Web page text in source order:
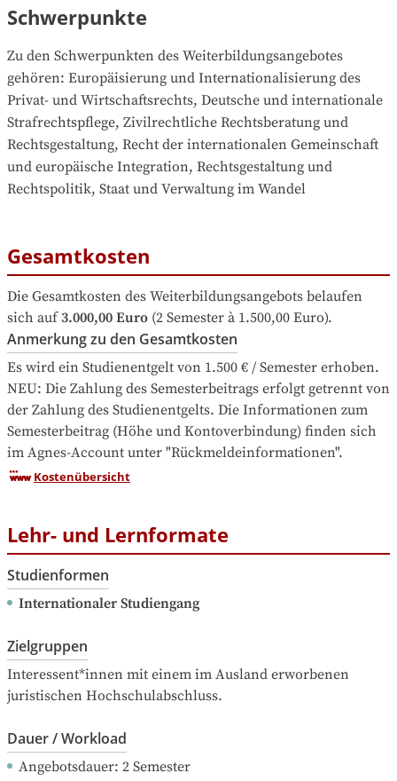
Schwerpunkte
Zu den Schwerpunkten des Weiterbildungsangebotes
gehören: Europäisierung und Internationalisierung des
Privat- und Wirtschaftsrechts, Deutsche und internationale
Strafrechtspflege, Zivilrechtliche Rechtsberatung und
Rechtsgestaltung, Recht der internationalen Gemeinschaft
und europäische Integration, Rechtsgestaltung und
Rechtspolitik, Staat und Verwaltung im Wandel
Gesamtkosten
Die Gesamtkosten des Weiterbildungsangebots belaufen
sich auf 3.000,00 Euro (2 Semester à 1.500,00 Euro).
Anmerkung zu den Gesamtkosten
Es wird ein Studienentgelt von 1.500 € / Semester erhoben.
NEU: Die Zahlung des Semesterbeitrags erfolgt getrennt von
der Zahlung des Studienentgelts. Die Informationen zum
Semesterbeitrag (Höhe und Kontoverbindung) finden sich
im Agnes-Account unter "Rückmeldeinformationen".
Kostenübersicht
Lehr- und Lernformate
Studienformen
Internationaler Studiengang
Zielgruppen
Interessent*innen mit einem im Ausland erworbenen
juristischen Hochschulabschluss.
Dauer / Workload
Angebotsdauer: 2 Semester